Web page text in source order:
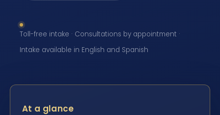
Toll-free intake · Consultations by appointment ·
Intake available in English and Spanish
At a glance